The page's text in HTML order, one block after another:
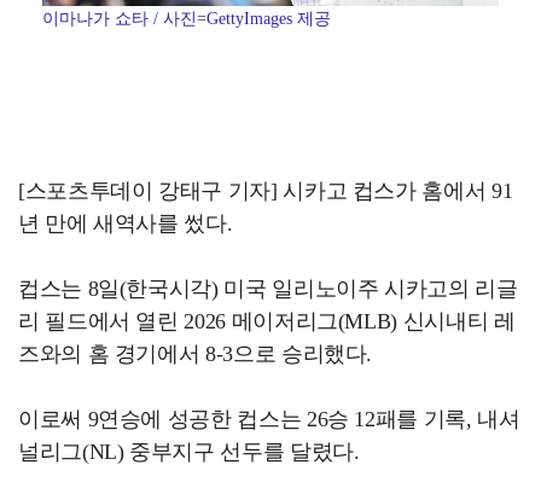
이마나가 쇼타 / 사진=GettyImages 제공
[스포츠투데이 강태구 기자] 시카고 컵스가 홈에서 91
년 만에 새역사를 썼다.
컵스는 8일(한국시각) 미국 일리노이주 시카고의 리글
리 필드에서 열린 2026 메이저리그(MLB) 신시내티 레
즈와의 홈 경기에서 8-3으로 승리했다.
이로써 9연승에 성공한 컵스는 26승 12패를 기록, 내셔
널리그(NL) 중부지구 선두를 달렸다.